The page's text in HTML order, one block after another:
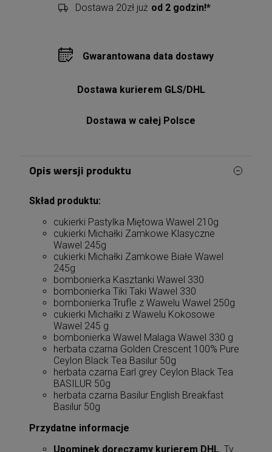
Dostawa 20zł już od 2 godzin!*
Gwarantowana data dostawy
Dostawa kurierem GLS/DHL
Dostawa w całej Polsce
Opis wersji produktu
Skład produktu:
cukierki Pastylka Miętowa Wawel 210g
cukierki Michałki Zamkowe Klasyczne
Wawel 245g
cukierki Michałki Zamkowe Białe Wawel
245g
bombonierka Kasztanki Wawel 330
bombonierka Tiki Taki Wawel 330
bombonierka Trufle z Wawelu Wawel 250g
cukierki Michałki z Wawelu Kokosowe
Wawel 245 g
bombonierka Wawel Malaga Wawel 330 g
herbata czarna Golden Crescent 100% Pure
Ceylon Black Tea Basilur 50g
herbata czarna Earl grey Ceylon Black Tea
BASILUR 50g
herbata czarna Basilur English Breakfast
Basilur 50g
Przydatne informacje
Upominek doręczamy kurierem DHL. Ty